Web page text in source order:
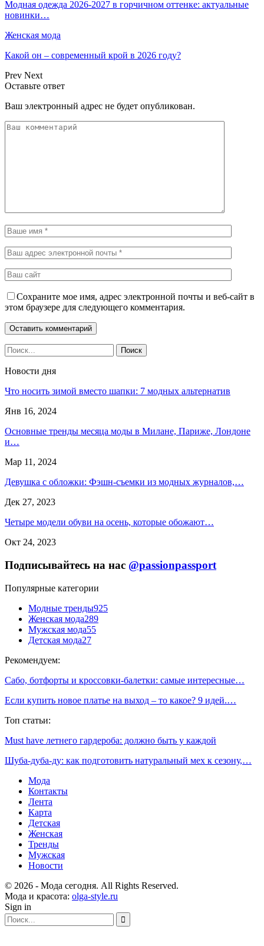
Модная одежда 2026-2027 в горчичном оттенке: актуальные
новинки…
Женская мода
Какой он – современный крой в 2026 году?
Prev Next
Оставьте ответ
Ваш электронный адрес не будет опубликован.
Сохраните мое имя, адрес электронной почты и веб-сайт в
этом браузере для следующего комментария.
Новости дня
Что носить зимой вместо шапки: 7 модных альтернатив
Янв 16, 2024
Основные тренды месяца моды в Милане, Париже, Лондоне
и…
Мар 11, 2024
Девушка с обложки: Фэшн-съемки из модных журналов,…
Дек 27, 2023
Четыре модели обуви на осень, которые обожают…
Окт 24, 2023
Подписывайтесь на нас @passionpassport
Популярные категории
Модные тренды925
Женская мода289
Мужская мода55
Детская мода27
Рекомендуем:
Сабо, ботфорты и кроссовки-балетки: самые интересные…
Если купить новое платье на выход – то какое? 9 идей.…
Топ статьи:
Must have летнего гардероба: должно быть у каждой
Шуба-дуба-ду: как подготовить натуральный мех к сезону,…
Мода
Контакты
Лента
Карта
Детская
Женская
Тренды
Мужская
Новости
© 2026 - Мода сегодня. All Rights Reserved.
Мода и красота: olga-style.ru
Sign in